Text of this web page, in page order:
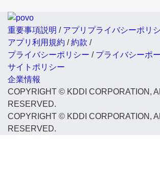
重要事項説明 / アプリプライバシーポリ
アプリ利用規約 /約款 /
プライバシーポリシー / プライバシーポ
サイトポリシー
企業情報
COPYRIGHT © KDDI CORPORATION,
RESERVED.
COPYRIGHT © KDDI CORPORATION,
RESERVED.